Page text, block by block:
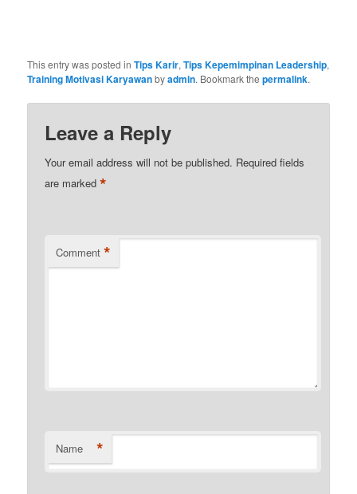
This entry was posted inTips Karir,Tips Kepemimpinan Leadership,
Training Motivasi Karyawanbyadmin. Bookmark thepermalink.
Leave a Reply
Your email address will not be published. Required fields
are marked*
Comment *
Name *